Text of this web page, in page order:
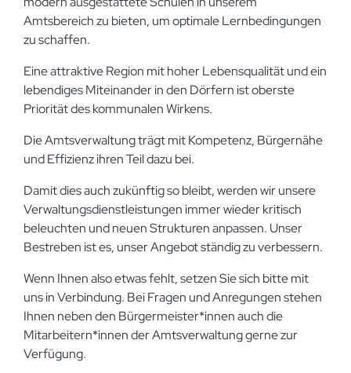
Amtsbereich zu bieten, um optimale Lernbedingungen
zu schaffen.
Eine attraktive Region mit hoher Lebensqualität und ein
lebendiges Miteinander in den Dörfern ist oberste
Priorität des kommunalen Wirkens.
Die Amtsverwaltung trägt mit Kompetenz, Bürgernähe
und Effizienz ihren Teil dazu bei.
Damit dies auch zukünftig so bleibt, werden wir unsere
Verwaltungsdienstleistungen immer wieder kritisch
beleuchten und neuen Strukturen anpassen. Unser
Bestreben ist es, unser Angebot ständig zu verbessern.
Wenn Ihnen also etwas fehlt, setzen Sie sich bitte mit
uns in Verbindung. Bei Fragen und Anregungen stehen
Ihnen neben den Bürgermeister*innen auch die
Mitarbeitern*innen der Amtsverwaltung gerne zur
Verfügung.